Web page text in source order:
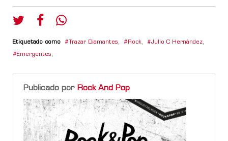
Etiquetado como Trazar Diamantes, Rock, Julio C Hernández,
Emergentes,
Publicado por Rock And Pop